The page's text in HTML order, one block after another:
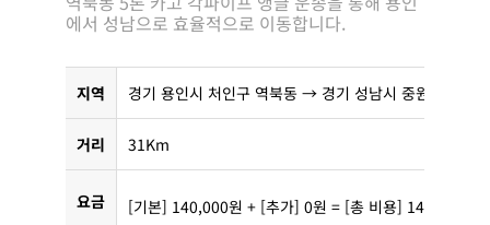
에서 성남으로 효율적으로 이동합니다.
지역 경기 용인시 처인구 역북동 → 경기 성남시 중원구 갈현동
거리 31Km
요금 [기본] 140,000원 + [추가] 0원 = [총 비용] 140,000원